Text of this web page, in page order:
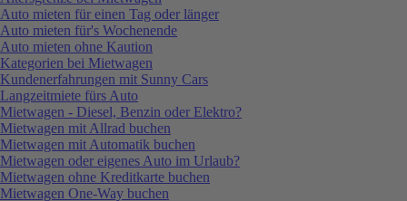
Auto mieten für einen Tag oder länger
Auto mieten für's Wochenende
Auto mieten ohne Kaution
Kategorien bei Mietwagen
Kundenerfahrungen mit Sunny Cars
Langzeitmiete fürs Auto
Mietwagen - Diesel, Benzin oder Elektro?
Mietwagen mit Allrad buchen
Mietwagen mit Automatik buchen
Mietwagen oder eigenes Auto im Urlaub?
Mietwagen ohne Kreditkarte buchen
Mietwagen One-Way buchen